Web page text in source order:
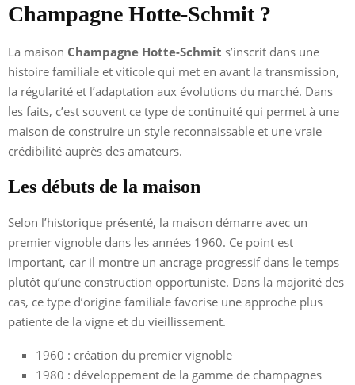
Champagne Hotte-Schmit ?
La maison Champagne Hotte-Schmit s’inscrit dans une
histoire familiale et viticole qui met en avant la transmission,
la régularité et l’adaptation aux évolutions du marché. Dans
les faits, c’est souvent ce type de continuité qui permet à une
maison de construire un style reconnaissable et une vraie
crédibilité auprès des amateurs.
Les débuts de la maison
Selon l’historique présenté, la maison démarre avec un
premier vignoble dans les années 1960. Ce point est
important, car il montre un ancrage progressif dans le temps
plutôt qu’une construction opportuniste. Dans la majorité des
cas, ce type d’origine familiale favorise une approche plus
patiente de la vigne et du vieillissement.
1960 : création du premier vignoble
1980 : développement de la gamme de champagnes